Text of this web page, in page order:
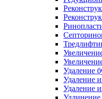
Удаление
Удаление
Удаление
Удлинение